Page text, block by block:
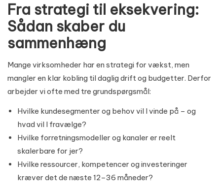
Fra strategi til eksekvering:
Sådan skaber du
sammenhæng
Mange virksomheder har en strategi for vækst, men
mangler en klar kobling til daglig drift og budgetter. Derfor
arbejder vi ofte med tre grundspørgsmål:
Hvilke kundesegmenter og behov vil I vinde på – og
hvad vil I fravælge?
Hvilke forretningsmodeller og kanaler er reelt
skalerbare for jer?
Hvilke ressourcer, kompetencer og investeringer
kræver det de næste 12–36 måneder?